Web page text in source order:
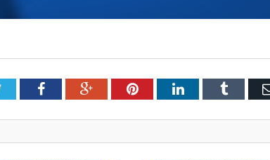
TwitterFacebookGoogle+PinterestLinkedInTumblr